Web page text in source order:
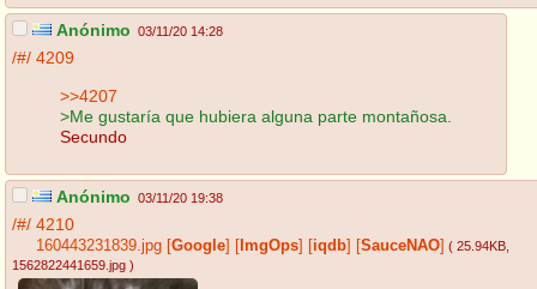
Anónimo 03/11/20 14:28
/#/ 4209
>>4207
>Me gustaría que hubiera alguna parte montañosa.
Secundo
Anónimo 03/11/20 19:38
/#/ 4210
160443231839.jpg Google ImgOps iqdb SauceNAO ( 25.94KB
1562822441659.jpg )